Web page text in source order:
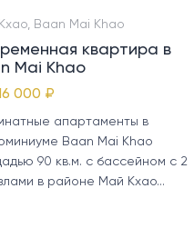
Baan Mai Khao
квартира в
Mai Khao
000 ₽
апартаменты в
Baan Mai Khao
90 кв.м. с бассейном с 2
в районе Май Кхао...